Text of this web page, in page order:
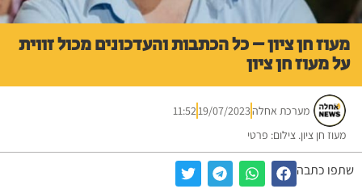
מעוז חן ציון – כל הכתבות והעדכונים מכול זווית
על מעוז חן ציון
מערכת אחלה19/07/2023
11:52
מעוז חן ציון. צילום: פרטי
שתפו כתבה